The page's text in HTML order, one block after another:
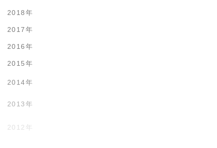
2018年
2017年
2016年
2015年
2014年
2011年